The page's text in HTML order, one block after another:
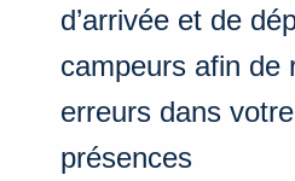
d’arrivée et de
campeurs afin de
erreurs dans
présences